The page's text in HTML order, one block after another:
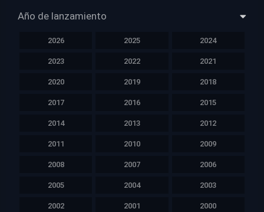
Año de lanzamiento
2026 2025 2024
2023 2022 2021
2020 2019 2018
2017 2016 2015
2014 2013 2012
2011 2010 2009
2008 2007 2006
2005 2004 2003
2002 2001 2000